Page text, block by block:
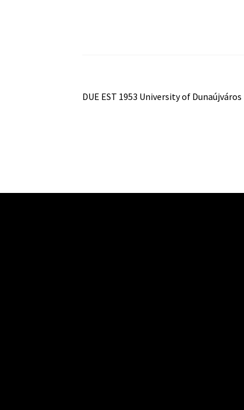
Bejegyzés
Previous
DUE EST 1953 University of Dunaújváros